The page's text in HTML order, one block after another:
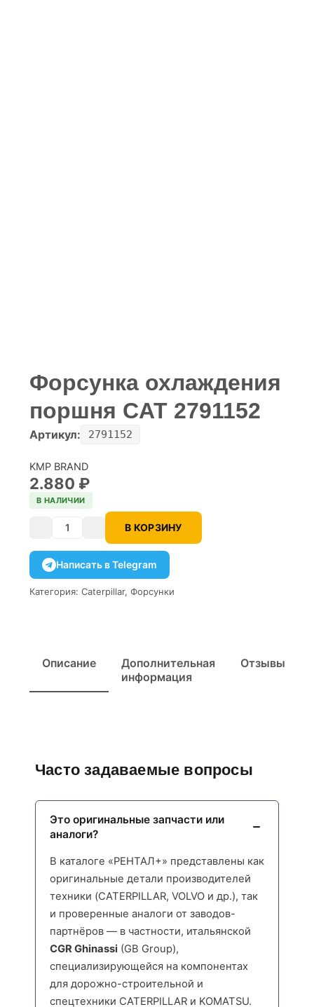
Форсунка охлаждения
поршня CAT 2791152
Артикул: 2791152
KMP BRAND
2.880 ₽
В НАЛИЧИИ
Количество В КОРЗИНУ
Написать в Telegram
Категория: Caterpillar, Форсунки
Описание
Дополнительная
информация
Отзывы
Часто задаваемые вопросы
Это оригинальные запчасти или
аналоги?
В каталоге «РЕНТАЛ+» представлены как
оригинальные детали производителей
техники (CATERPILLAR, VOLVO и др.), так
и проверенные аналоги от заводов-
партнёров — в частности, итальянской
CGR Ghinassi (GB Group),
специализирующейся на компонентах
для дорожно-строительной и
спецтехники CATERPILLAR и KOMATSU.